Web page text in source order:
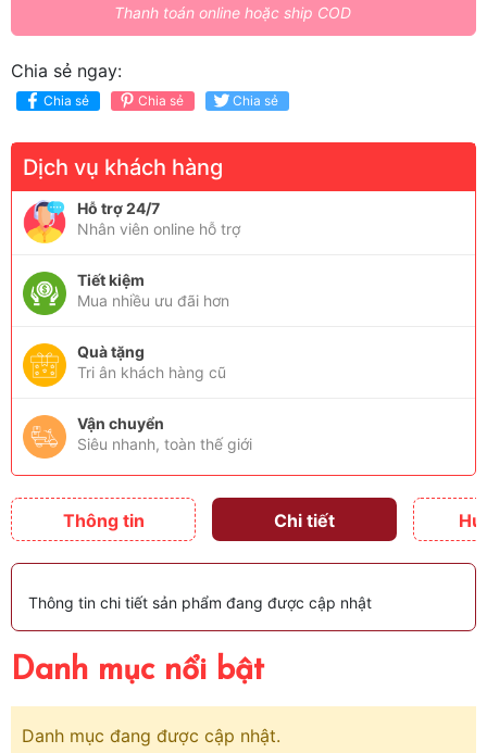
Thanh toán online hoặc ship COD
Chia sẻ ngay:
Chia sẻ Chia sẻ Chia sẻ
Dịch vụ khách hàng
Hỗ trợ 24/7
Nhân viên online hỗ trợ
Tiết kiệm
Mua nhiều ưu đãi hơn
Quà tặng
Tri ân khách hàng cũ
Vận chuyển
Siêu nhanh, toàn thế giới
Thông tin Chi tiết
Thông tin chi tiết sản phẩm đang được cập nhật
Danh mục nổi bật
Danh mục đang được cập nhật.